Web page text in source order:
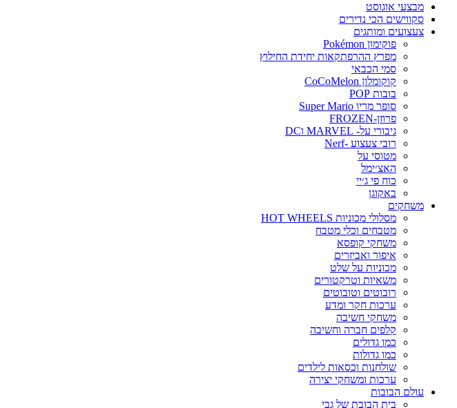
מבצעי אוגוסט
סקווישים הכי נדירים
צעצועים ומותגים
פוקימון Pokémon
מפרץ ההרפתקאות יחידת החילוץ
סמי הכבאי
קוקומלון CoCoMelon
בובות POP
סופר מריו Super Mario
פרוזן-FROZEN
גיבורי על- MARVEL וDC
רובי צעצוע -Nerf
מטוסי על
האצ׳ימל
כוח פי ג׳יי
באקוגן
משחקים
מסלולי מכוניות HOT WHEELS
מטבחים וכלי מטבח
משחקי קופסא
איפור ואביזרים
מכוניות על שלט
משאיות וטרקטורים
רובוטים וטובוטים
ערכות חקר ומדע
משחקי חשיבה
קלפים חברה וחשיבה
כמו גדולים
כמו גדולות
שולחנות וכסאות לילדים
ערכות ומשחקי יצירה
עולם הבובות
בית הבובת של גבי